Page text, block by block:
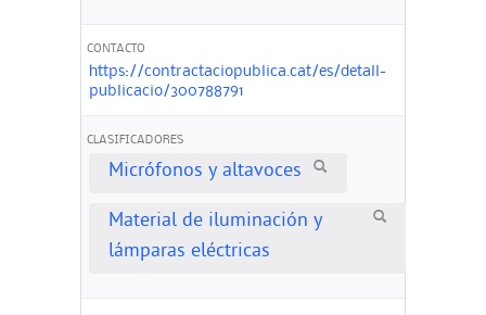
CONTACTO
https://contractaciopublica.cat/es/detall-
publicacio/300788791
CLASIFICADORES
Micrófonos y altavoces
Material de iluminación y
lámparas eléctricas